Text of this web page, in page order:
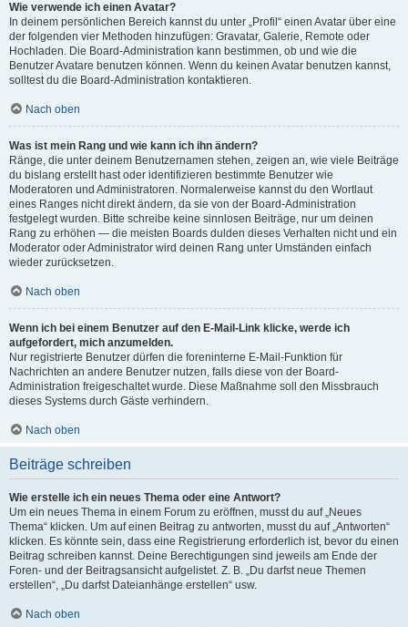
Wie verwende ich einen Avatar?
In deinem persönlichen Bereich kannst du unter „Profil“ einen Avatar über eine
der folgenden vier Methoden hinzufügen: Gravatar, Galerie, Remote oder
Hochladen. Die Board-Administration kann bestimmen, ob und wie die
Benutzer Avatare benutzen können. Wenn du keinen Avatar benutzen kannst,
solltest du die Board-Administration kontaktieren.
Nach oben
Was ist mein Rang und wie kann ich ihn ändern?
Ränge, die unter deinem Benutzernamen stehen, zeigen an, wie viele Beiträge
du bislang erstellt hast oder identifizieren bestimmte Benutzer wie
Moderatoren und Administratoren. Normalerweise kannst du den Wortlaut
eines Ranges nicht direkt ändern, da sie von der Board-Administration
festgelegt wurden. Bitte schreibe keine sinnlosen Beiträge, nur um deinen
Rang zu erhöhen — die meisten Boards dulden dieses Verhalten nicht und ein
Moderator oder Administrator wird deinen Rang unter Umständen einfach
wieder zurücksetzen.
Nach oben
Wenn ich bei einem Benutzer auf den E-Mail-Link klicke, werde ich
aufgefordert, mich anzumelden.
Nur registrierte Benutzer dürfen die foreninterne E-Mail-Funktion für
Nachrichten an andere Benutzer nutzen, falls diese von der Board-
Administration freigeschaltet wurde. Diese Maßnahme soll den Missbrauch
dieses Systems durch Gäste verhindern.
Nach oben
Beiträge schreiben
Wie erstelle ich ein neues Thema oder eine Antwort?
Um ein neues Thema in einem Forum zu eröffnen, musst du auf „Neues
Thema“ klicken. Um auf einen Beitrag zu antworten, musst du auf „Antworten“
klicken. Es könnte sein, dass eine Registrierung erforderlich ist, bevor du einen
Beitrag schreiben kannst. Deine Berechtigungen sind jeweils am Ende der
Foren- und der Beitragsansicht aufgelistet. Z. B. „Du darfst neue Themen
erstellen“, „Du darfst Dateianhänge erstellen“ usw.
Nach oben